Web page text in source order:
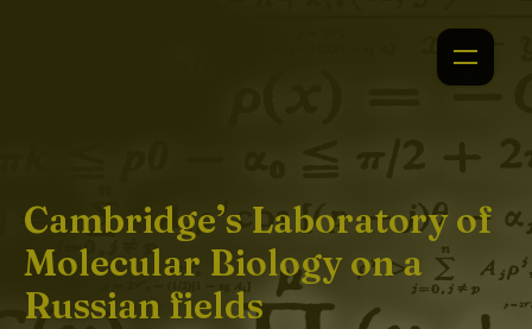
Cambridge’s Laboratory of
Molecular Biology on a
Russian fields